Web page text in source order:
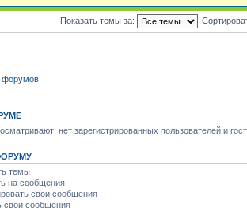
Показать темы за:
форумов
нет зарегистрированных пользователей и
темы
на сообщения
свои сообщения
свои сообщения